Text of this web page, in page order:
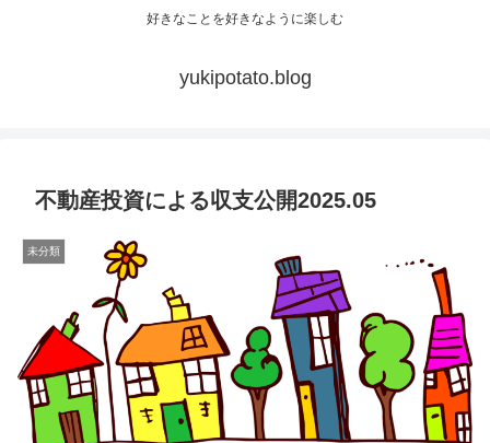
好きなことを好きなように楽しむ
yukipotato.blog
不動産投資による収支公開2025.05
未分類